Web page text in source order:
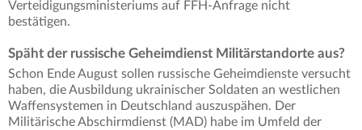
Verteidigungsministeriums auf FFH-Anfrage nicht
bestätigen.
Späht der russische Geheimdienst Militärstandorte aus?
Schon Ende August sollen russische Geheimdienste versucht
haben, die Ausbildung ukrainischer Soldaten an westlichen
Waffensystemen in Deutschland auszuspähen. Der
Militärische Abschirmdienst (MAD) habe im Umfeld der